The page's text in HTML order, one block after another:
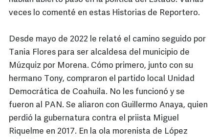
veces lo comenté en estas Historias de Reportero.
Desde mayo de 2022 le relaté el camino seguido por
Tania Flores para ser alcaldesa del municipio de
Múzquiz por Morena. Cómo primero, junto con su
hermano Tony, compraron el partido local Unidad
Democrática de Coahuila. No les funcionó y se
fueron al PAN. Se aliaron con Guillermo Anaya, quien
perdió la gubernatura contra el priista Miguel
Riquelme en 2017. En la ola morenista de López